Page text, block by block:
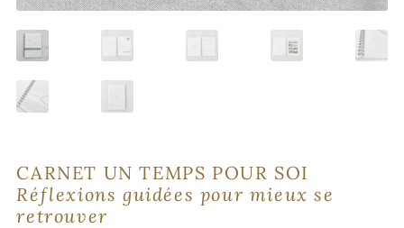
CARNET UN TEMPS POUR SOI
Réflexions guidées pour mieux se
retrouver